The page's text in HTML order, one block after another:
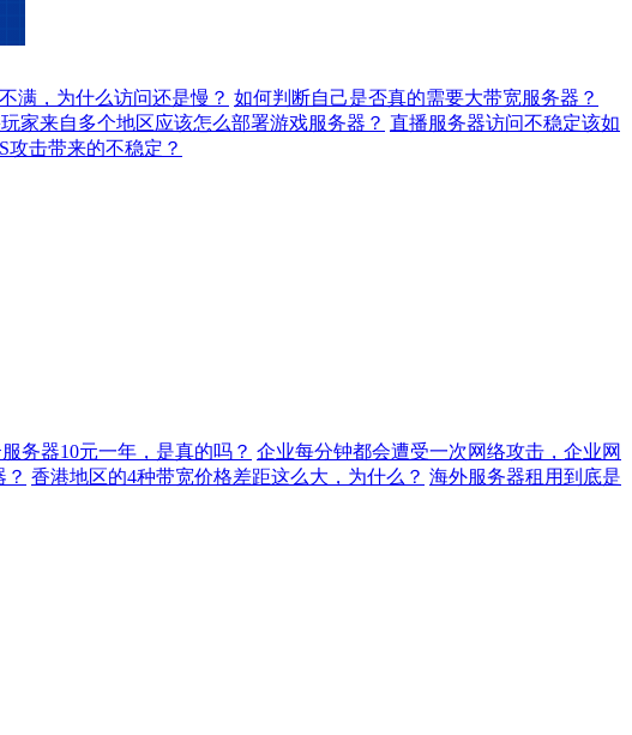
满，为什么访问还是慢？ 如何判断自己是否真的需要大带宽服务器？
家来自多个地区应该怎么部署游戏服务器？ 直播服务器访问不稳定该如
攻击带来的不稳定？
务器10元一年，是真的吗？ 企业每分钟都会遭受一次网络攻击，企业网
香港地区的4种带宽价格差距这么大，为什么？ 海外服务器租用到底是